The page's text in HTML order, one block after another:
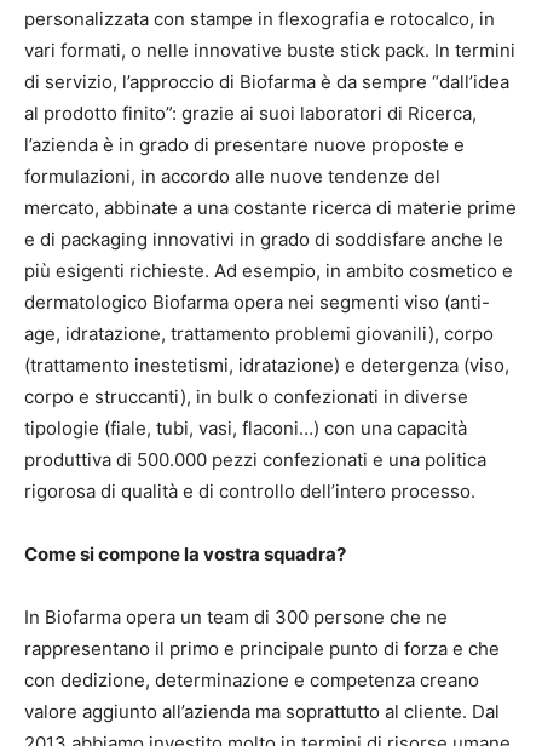
personalizzata con stampe in flexografia e rotocalco, in
vari formati, o nelle innovative buste stick pack. In termini
di servizio, l’approccio di Biofarma è da sempre “dall’idea
al prodotto finito”: grazie ai suoi laboratori di Ricerca,
l’azienda è in grado di presentare nuove proposte e
formulazioni, in accordo alle nuove tendenze del
mercato, abbinate a una costante ricerca di materie prime
e di packaging innovativi in grado di soddisfare anche le
più esigenti richieste. Ad esempio, in ambito cosmetico e
dermatologico Biofarma opera nei segmenti viso (anti-
age, idratazione, trattamento problemi giovanili), corpo
(trattamento inestetismi, idratazione) e detergenza (viso,
corpo e struccanti), in bulk o confezionati in diverse
tipologie (fiale, tubi, vasi, flaconi…) con una capacità
produttiva di 500.000 pezzi confezionati e una politica
rigorosa di qualità e di controllo dell’intero processo.
Come si compone la vostra squadra?
In Biofarma opera un team di 300 persone che ne
rappresentano il primo e principale punto di forza e che
con dedizione, determinazione e competenza creano
valore aggiunto all’azienda ma soprattutto al cliente. Dal